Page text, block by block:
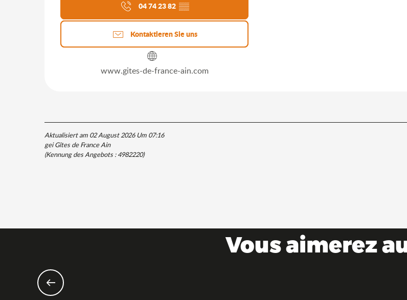
04 74 23 82 ▒▒
Kontaktieren Sie uns
www.gites-de-france-ain.com
Aktualisiert am 02 August 2026 Um 07:16
gei Gîtes de France Ain
(Kennung des Angebots :4982220)
Vous aimerez